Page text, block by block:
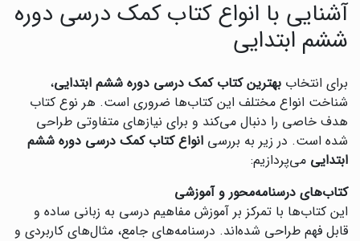
آشنایی با انواع کتاب کمک درسی دوره
ششم ابتدایی
برای انتخاب بهترین کتاب کمک درسی دوره ششم ابتدایی،
شناخت انواع مختلف این کتاب‌ها ضروری است. هر نوع کتاب
هدف خاصی را دنبال می‌کند و برای نیازهای متفاوتی طراحی
شده است. در زیر به بررسی انواع کتاب کمک درسی دوره ششم
ابتدایی می‌پردازیم:
کتاب‌های درسنامه‌محور و آموزشی
این کتاب‌ها با تمرکز بر آموزش مفاهیم درسی به زبانی ساده و
قابل فهم طراحی شده‌اند. درسنامه‌های جامع، مثال‌های کاربردی و